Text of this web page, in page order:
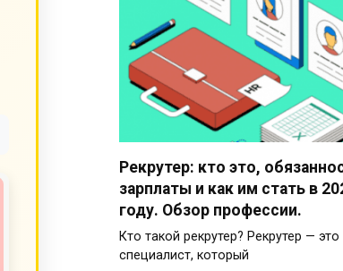
Рекрутер: кто это,
зарплаты и как им стать в
году. Обзор профессии.
Кто такой рекрутер? Рекрутер — это
специалист, который